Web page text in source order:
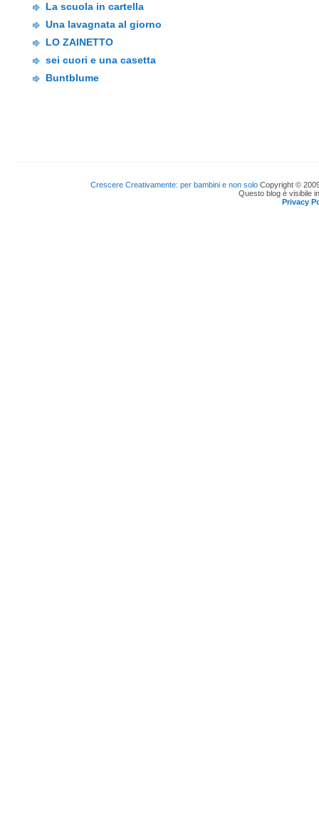
La scuola in cartella
Una lavagnata al giorno
LO ZAINETTO
sei cuori e una casetta
Buntblume
Crescere Creativamente: per bambini e non solo Copyright ©
Questo blog è visibile
Privacy